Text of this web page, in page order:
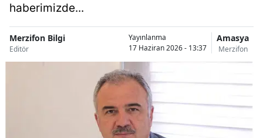
haberimizde...
Merzifon Bilgi
Editör
Yayınlanma
17 Haziran 2026 - 13:37
Amasya
Merzifon